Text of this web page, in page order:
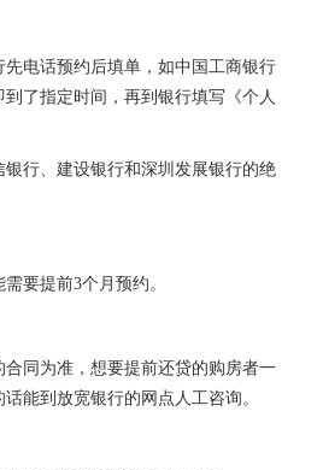
电话预约后填单，如中国工商银行
了指定时间，再到银行填写《个人
行、建设银行和深圳发展银行的绝
要提前3个月预约。
同为准，想要提前还贷的购房者一
能到放宽银行的网点人工咨询。